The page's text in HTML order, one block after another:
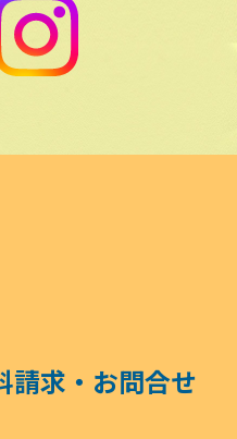
請求・お問合せ